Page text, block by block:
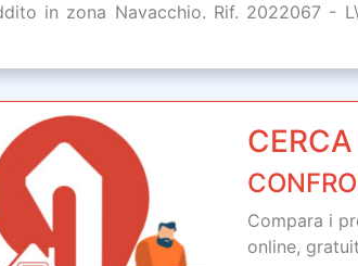
in zona Navacchio. Rif. 2022067
Compara i
online,